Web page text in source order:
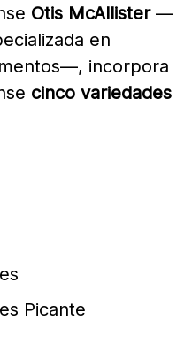
Otis McAllister—
en
incorpora
cinco variedades
Picante